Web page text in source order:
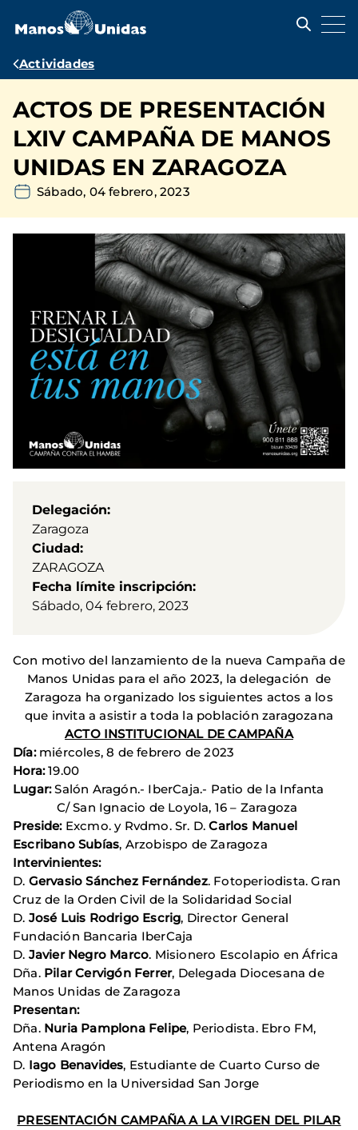
contenido
Ruta
navegación
Actividades
ACTOS DE PRESENTACIÓN
LXIV CAMPAÑA DE MANOS
UNIDAS EN ZARAGOZA
Sábado, 04 febrero, 2023
Delegación
Zaragoza
Ciudad
ZARAGOZA
Fecha límite inscripción
Sábado, 04 febrero, 2023
Con motivo del lanzamiento de la nueva Campaña de
Manos Unidas para el año 2023, la delegación de
Zaragoza ha organizado los siguientes actos a los
que invita a asistir a toda la población zaragozana
ACTO INSTITUCIONAL DE CAMPAÑA
Día:miércoles, 8 de febrero de 2023
Hora:19.00
Lugar:Salón Aragón.- IberCaja.- Patio de la Infanta
C/ San Ignacio de Loyola, 16 – Zaragoza
Preside:Excmo. y Rvdmo. Sr. D.Carlos Manuel
Escribano Subías, Arzobispo de Zaragoza
Intervinientes:
D. Gervasio Sánchez Fernández. Fotoperiodista. Gran
Cruz de la Orden Civil de la Solidaridad Social
D. José Luis Rodrigo Escrig, Director General
Fundación Bancaria IberCaja
D. Javier Negro Marco. Misionero Escolapio en África
Dña. Pilar Cervigón Ferrer, Delegada Diocesana de
Manos Unidas de Zaragoza
Presentan:
Dña. Nuria Pamplona Felipe, Periodista. Ebro FM,
Antena Aragón
D. Iago Benavides, Estudiante de Cuarto Curso de
Periodismo en la Universidad San Jorge
PRESENTACIÓN CAMPAÑA A LA VIRGEN DEL PILAR